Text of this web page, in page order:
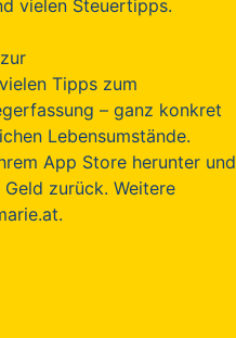
vielen Steuertipps.
Tipps zum
– ganz konkret
Lebensumstände.
App Store herunter und
zurück. Weitere